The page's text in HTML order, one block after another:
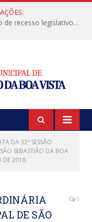
Câmara Municipal informa calendário de recesso legislativo de julho
DA 32ª SESSÃO
SEBASTIÃO DA BOA
DE 2018
DE SÃO
0